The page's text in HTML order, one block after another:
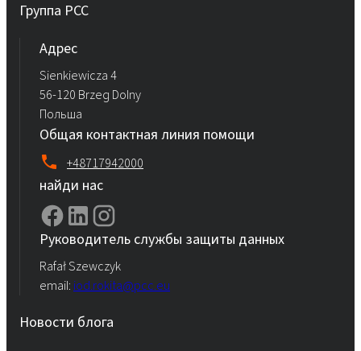
Группа PCC
Aдрес
Sienkiewicza 4
56-120 Brzeg Dolny
Польша
Общая контактная линия помощи
+48717942000
найди нас
Руководитель службы защиты данных
Rafał Szewczyk
email: iod.rokita@pcc.eu
Новости блога